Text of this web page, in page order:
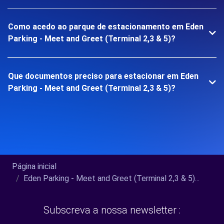
Como acedo ao parque de estacionamento em Eden
Parking - Meet and Greet (Terminal 2,3 & 5)?
Que documentos preciso para estacionar em Eden
Parking - Meet and Greet (Terminal 2,3 & 5)?
Página inicial
Eden Parking - Meet and Greet (Terminal 2,3 & 5)...
Subscreva a nossa newsletter :